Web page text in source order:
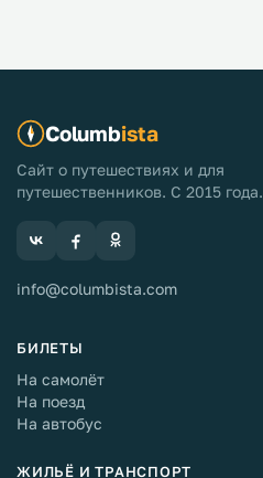
Columbista
Сайт о путешествиях и для
путешественников. С 2015 года.
info@columbista.com
БИЛЕТЫ
На самолёт
На поезд
На автобус
ЖИЛЬЁ И ТРАНСПОРТ